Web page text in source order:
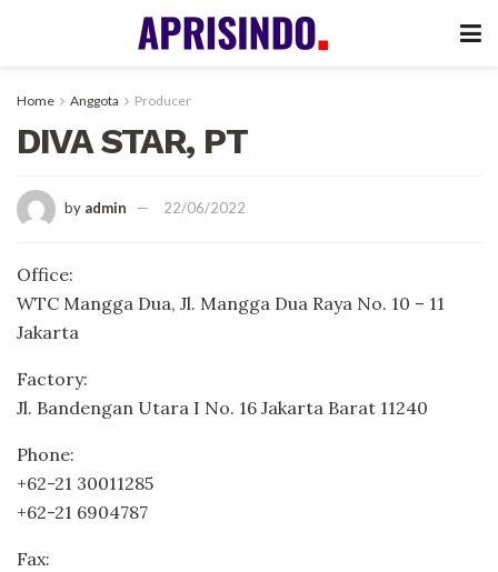
Home Anggota Producer
DIVA STAR, PT
by admin 22/06/2022
Office:
WTC Mangga Dua, Jl. Mangga Dua Raya No. 10 – 11
Jakarta
Factory:
Jl. Bandengan Utara I No. 16 Jakarta Barat 11240
Phone:
+62-21 30011285
+62-21 6904787
Fax: